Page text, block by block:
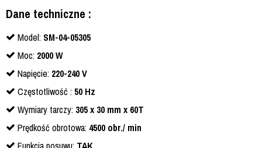
Dane techniczne :
Model: SM-04-05305
Moc: 2000 W
Napięcie: 220-240 V
Częstotliwość : 50 Hz
Wymiary tarczy: 305 x 30 mm x 60T
Prędkość obrotowa: 4500 obr./ min